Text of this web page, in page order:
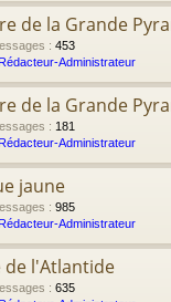
de la Grande
: 453
Administrateur
de la Grande
: 181
Administrateur
jaune
: 985
Administrateur
de l'Atlantide
: 635